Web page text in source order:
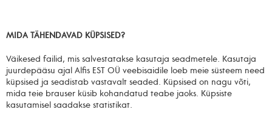
MIDA TÄHENDAVAD KÜPSISED?
Väikesed failid, mis salvestatakse kasutaja seadmetele. Kasutaja
juurdepääsu ajal Alfis EST OÜ veebisaidile loeb meie süsteem need
küpsised ja seadistab vastavalt seaded. Küpsised on nagu võti,
mida teie brauser küsib kohandatud teabe jaoks. Küpsiste
kasutamisel saadakse statistikat.